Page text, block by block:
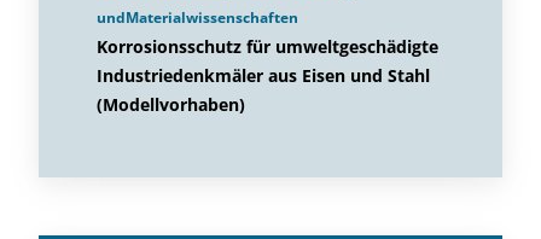
undMaterialwissenschaften
Korrosionsschutz für umweltgeschädigte
Industriedenkmäler aus Eisen und Stahl
(Modellvorhaben)